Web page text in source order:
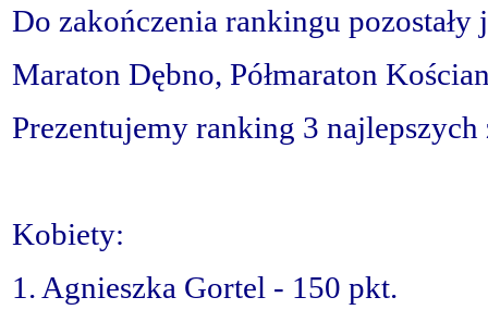
Do zakończenia rankingu
Maraton Dębno, Półmaraton
Prezentujemy ranking 3
Kobiety:
1. Agnieszka Gortel - 150 pkt.